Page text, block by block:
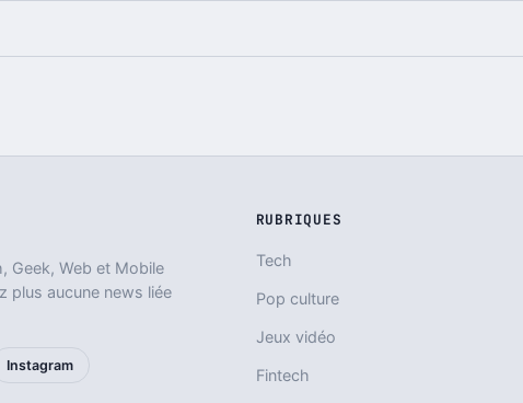
Geek, Web et Mobile
plus aucune news liée
Instagram
RUBRIQUES
Tech
Pop culture
Jeux vidéo
Fintech